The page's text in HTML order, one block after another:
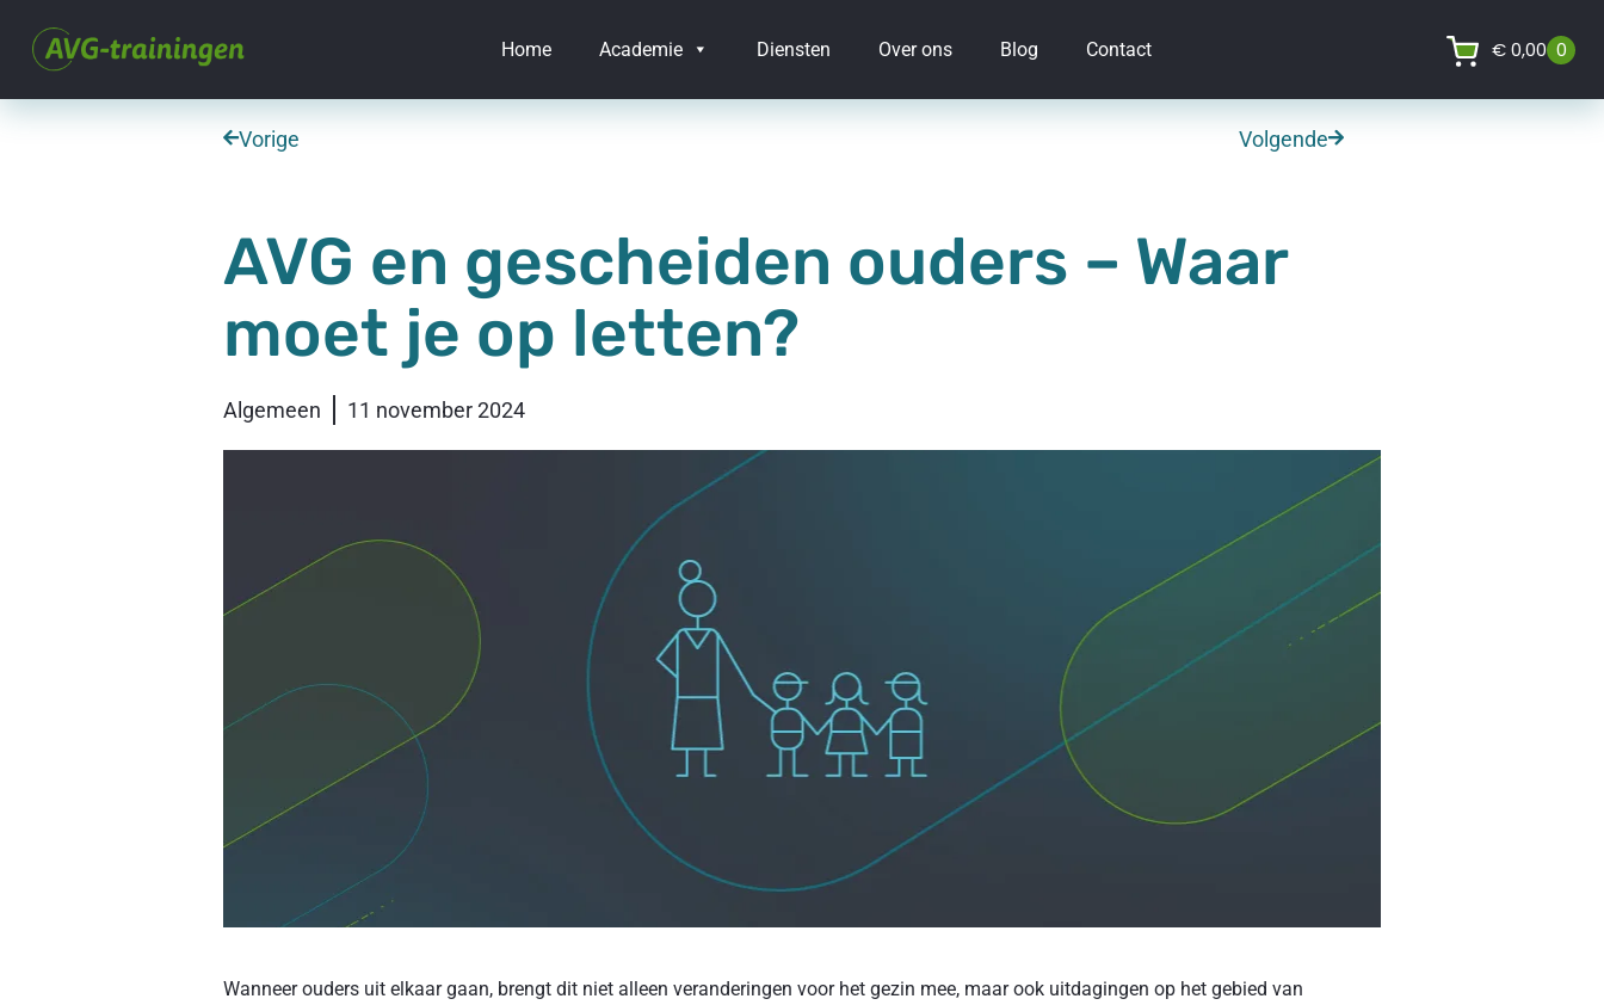
Home Academie Diensten Over ons Blog Contact €0,00 0
Vorige Volgende
AVG en gescheiden ouders – Waar
moet je op letten?
Algemeen 11 november 2024
Wanneer ouders uit elkaar gaan, brengt dit niet alleen veranderingen voor het gezin mee, maar ook uitdagingen op het gebied van